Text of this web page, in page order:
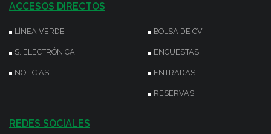
ACCESOS DIRECTOS
LÍNEA VERDE
S. ELECTRÓNICA
NOTICIAS
BOLSA DE CV
ENCUESTAS
ENTRADAS
RESERVAS
REDES SOCIALES